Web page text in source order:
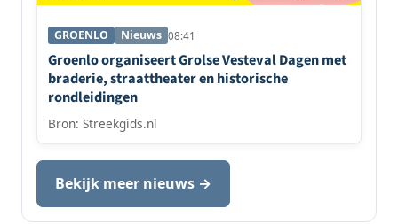
GROENLO Nieuws 08:41
Groenlo organiseert Grolse Vesteval Dagen met
braderie, straattheater en historische
rondleidingen
Bron: Streekgids.nl
Bekijk meer nieuws →